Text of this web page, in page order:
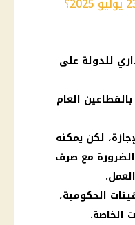
للدولة على
العام
لكن يمكنه
مع صرف
الحكومية،
الخاصة.